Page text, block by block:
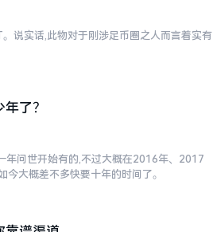
说实话,此物对于刚涉足币圈之人而言着实有
了？
年问世开始有的,不过大概在2016年、2017
大概差不多快要十年的时间了。